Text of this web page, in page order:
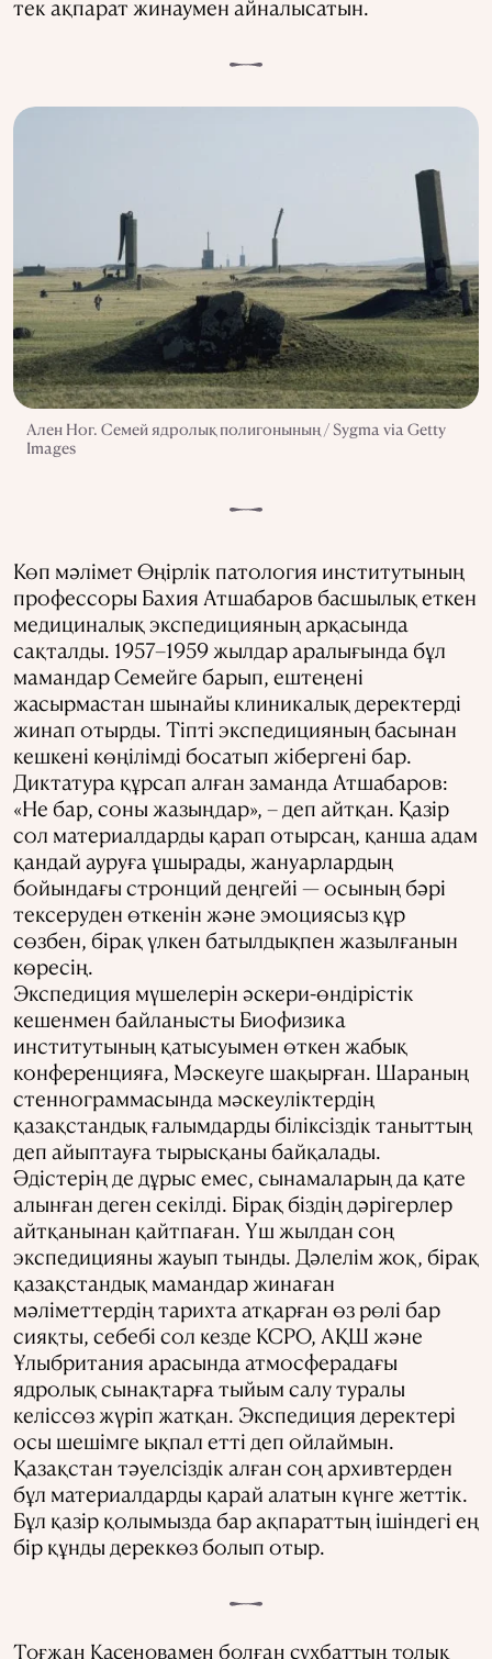
тек ақпарат жинаумен айналысатын.
Ален Ног. Семей ядролық полигонының / Sygma via Getty
Images
Көп мәлімет Өңірлік патология институтының
профессоры Бахия Атшабаров басшылық еткен
медициналық экспедицияның арқасында
сақталды. 1957–1959 жылдар аралығында бұл
мамандар Семейге барып, ештеңені
жасырмастан шынайы клиникалық деректерді
жинап отырды. Тіпті экспедицияның басынан
кешкені көңілімді босатып жібергені бар.
Диктатура құрсап алған заманда Атшабаров:
«Не бар, соны жазыңдар», – деп айтқан. Қазір
сол материалдарды қарап отырсаң, қанша адам
қандай ауруға ұшырады, жануарлардың
бойындағы стронций деңгейі — осының бәрі
тексеруден өткенін және эмоциясыз құр
сөзбен, бірақ үлкен батылдықпен жазылғанын
көресің.
Экспедиция мүшелерін әскери-өндірістік
кешенмен байланысты Биофизика
институтының қатысуымен өткен жабық
конференцияға, Мәскеуге шақырған. Шараның
стеннограммасында мәскеуліктердің
қазақстандық ғалымдарды біліксіздік таныттың
деп айыптауға тырысқаны байқалады.
Әдістерің де дұрыс емес, сынамаларың да қате
алынған деген секілді. Бірақ біздің дәрігерлер
айтқанынан қайтпаған. Үш жылдан соң
экспедицияны жауып тынды. Дәлелім жоқ, бірақ
қазақстандық мамандар жинаған
мәліметтердің тарихта атқарған өз рөлі бар
сияқты, себебі сол кезде КСРО, АҚШ және
Ұлыбритания арасында атмосферадағы
ядролық сынақтарға тыйым салу туралы
келіссөз жүріп жатқан. Экспедиция деректері
осы шешімге ықпал етті деп ойлаймын.
Қазақстан тәуелсіздік алған соң архивтерден
бұл материалдарды қарай алатын күнге жеттік.
Бұл қазір қолымызда бар ақпараттың ішіндегі ең
бір құнды дереккөз болып отыр.
Тоғжан Қасеновамен болған сұхбаттың толық